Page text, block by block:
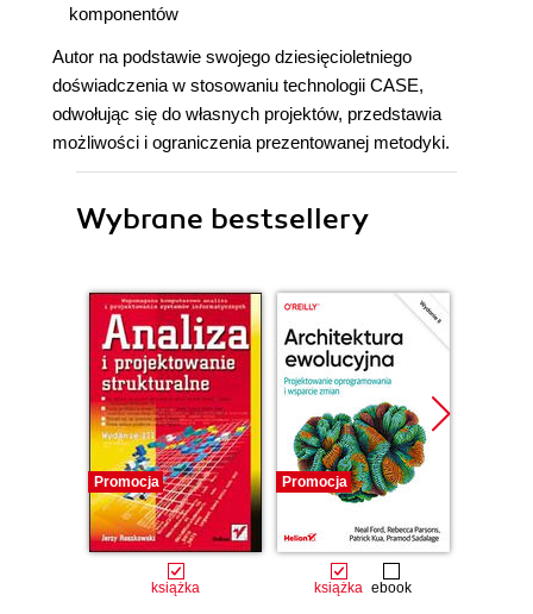
komponentów
Autor na podstawie swojego dziesięcioletniego
doświadczenia w stosowaniu technologii CASE,
odwołując się do własnych projektów, przedstawia
możliwości i ograniczenia prezentowanej metodyki.
Wybrane bestsellery
Promocja
książka
Promocja
książka ebook